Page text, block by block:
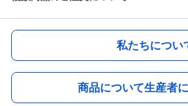
私たちについ
商品について生産者